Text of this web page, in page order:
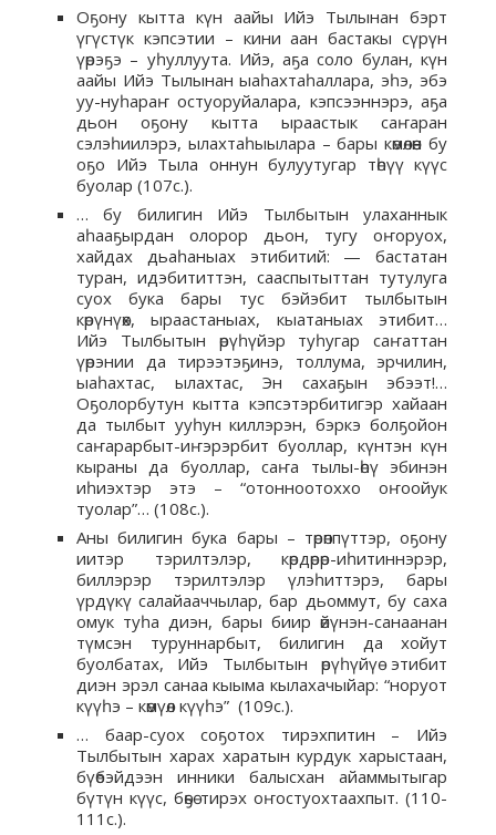
Оҕону кытта күн аайы Ийэ Тылынан бэрт
үгүстүк кэпсэтии – кини аан бастакы сүрүн
үөрэҕэ – уһуллуута. Ийэ, аҕа соло булан, күн
аайы Ийэ Тылынан ыаһахтаһаллара, эһэ, эбэ
уу-нуһараҥ остуоруйалара, кэпсээннэрэ, аҕа
дьон оҕону кытта ыраастык саҥаран
сэлэһиилэрэ, ылахтаһыылара – бары көмөлөөн бу
оҕо Ийэ Тыла оннун булуутугар төһүү күүс
буолар (107с.).
… бу билигин Ийэ Тылбытын улаханнык
аһааҕырдан олорор дьон, тугу оҥоруох,
хайдах дьаһаныах этибитий: — бастатан
туран, идэбититтэн, сааспытыттан тутулуга
суох бука бары тус бэйэбит тылбытын
көрүнүөх, ыраастаныах, кыатаныах этибит…
Ийэ Тылбытын өрүһүйэр туһугар саҥаттан
үөрэнии да тирээтэҕинэ, толлума, эрчилин,
ыаһахтас, ылахтас, Эн сахаҕын эбээт!…
Оҕолорбутун кытта кэпсэтэрбитигэр хайаан
да тылбыт ууһун киллэрэн, бэркэ болҕойон
саҥарарбыт-иҥэрэрбит буоллар, күнтэн күн
кыраны да буоллар, саҥа тылы-өһү эбинэн
иһиэхтэр этэ – “отонноотоххо оҥоойук
туолар”… (108с.).
Аны билигин бука бары – төрөппүттэр, оҕону
иитэр тэрилтэлэр, көрдөрөр-иһитиннэрэр,
биллэрэр тэрилтэлэр үлэһиттэрэ, бары
үрдүкү салайааччылар, бар дьоммут, бу саха
омук туһа диэн, бары биир өйүнэн-санаанан
түмсэн туруннарбыт, билигин да хойут
буолбатах, Ийэ Тылбытын өрүһүйүө этибит
диэн эрэл санаа кыыма кылахачыйар: “норуот
күүһэ – көмүөл күүһэ” (109с.).
… баар-суох соҕотох тирэхпитин – Ийэ
Тылбытын харах харатын курдук харыстаан,
бүөбэйдээн инники балысхан айаммытыгар
бүтүн күүс, бөҕө тирэх оҥостуохтаахпыт. (110-
111с.).